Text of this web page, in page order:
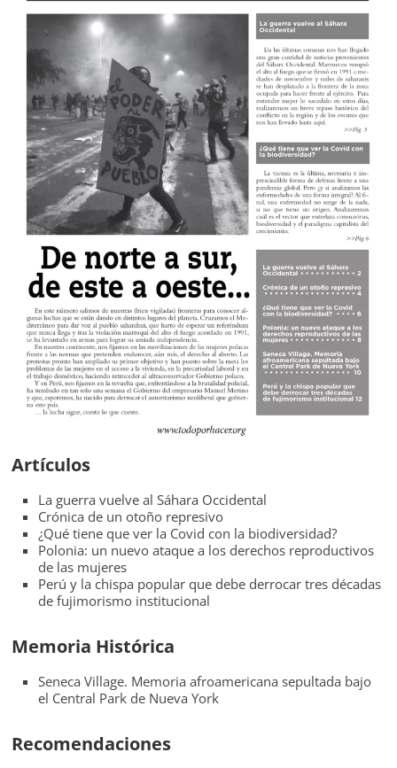
Artículos
La guerra vuelve al Sáhara Occidental
Crónica de un otoño represivo
¿Qué tiene que ver la Covid con la biodiversidad?
Polonia: un nuevo ataque a los derechos reproductivos
de las mujeres
Perú y la chispa popular que debe derrocar tres décadas
de fujimorismo institucional
Memoria Histórica
Seneca Village. Memoria afroamericana sepultada bajo
el Central Park de Nueva York
Recomendaciones